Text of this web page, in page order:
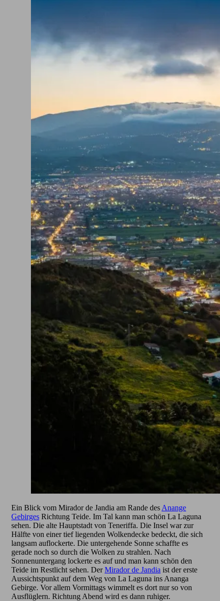
Ein Blick vom Mirador de Jandia am Rande des Anange
Gebirges Richtung Teide. Im Tal kann man schön La Laguna
sehen. Die alte Hauptstadt von Teneriffa. Die Insel war zur
Hälfte von einer tief liegenden Wolkendecke bedeckt, die sich
langsam auflockerte. Die untergehende Sonne schaffte es
gerade noch so durch die Wolken zu strahlen. Nach
Sonnenuntergang lockerte es auf und man kann schön den
Teide im Restlicht sehen. DerMirador de Jandia ist der erste
Aussichtspunkt auf dem Weg von La Laguna ins Ananga
Gebirge. Vor allem Vormittags wimmelt es dort nur so von
Ausflüglern. Richtung Abend wird es dann ruhiger.